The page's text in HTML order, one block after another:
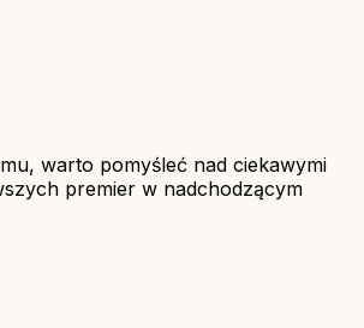
warto pomyśleć nad ciekawymi
premier w nadchodzącym